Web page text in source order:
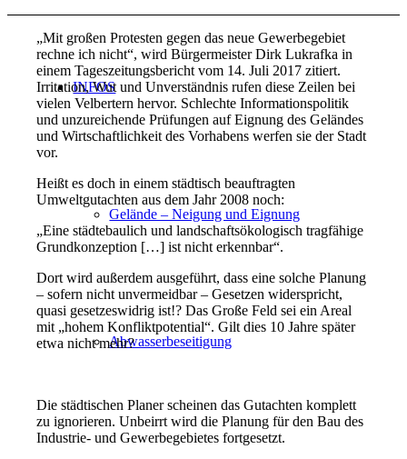
INFOS
Gelände – Neigung und Eignung
Abwasserbeseitigung
„Mit großen Protesten gegen das neue Gewerbegebiet
rechne ich nicht“, wird Bürgermeister Dirk Lukrafka in
einem Tageszeitungsbericht vom 14. Juli 2017 zitiert.
Irritation, Wut und Unverständnis rufen diese Zeilen bei
vielen Velbertern hervor. Schlechte Informationspolitik
und unzureichende Prüfungen auf Eignung des Geländes
und Wirtschaftlichkeit des Vorhabens werfen sie der Stadt
vor.
Heißt es doch in einem städtisch beauftragten
Umweltgutachten aus dem Jahr 2008 noch:
„Eine städtebaulich und landschaftsökologisch tragfähige
Grundkonzeption […] ist nicht erkennbar“.
Dort wird außerdem ausgeführt, dass eine solche Planung
– sofern nicht unvermeidbar – Gesetzen widerspricht,
quasi gesetzeswidrig ist!? Das Große Feld sei ein Areal
mit „hohem Konfliktpotential“. Gilt dies 10 Jahre später
etwa nicht mehr?
Die städtischen Planer scheinen das Gutachten komplett
zu ignorieren. Unbeirrt wird die Planung für den Bau des
Industrie- und Gewerbegebietes fortgesetzt.